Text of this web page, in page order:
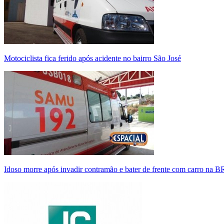
Motociclista fica ferido após acidente no bairro São José
Idoso morre após invadir contramão e bater de frente com carro na